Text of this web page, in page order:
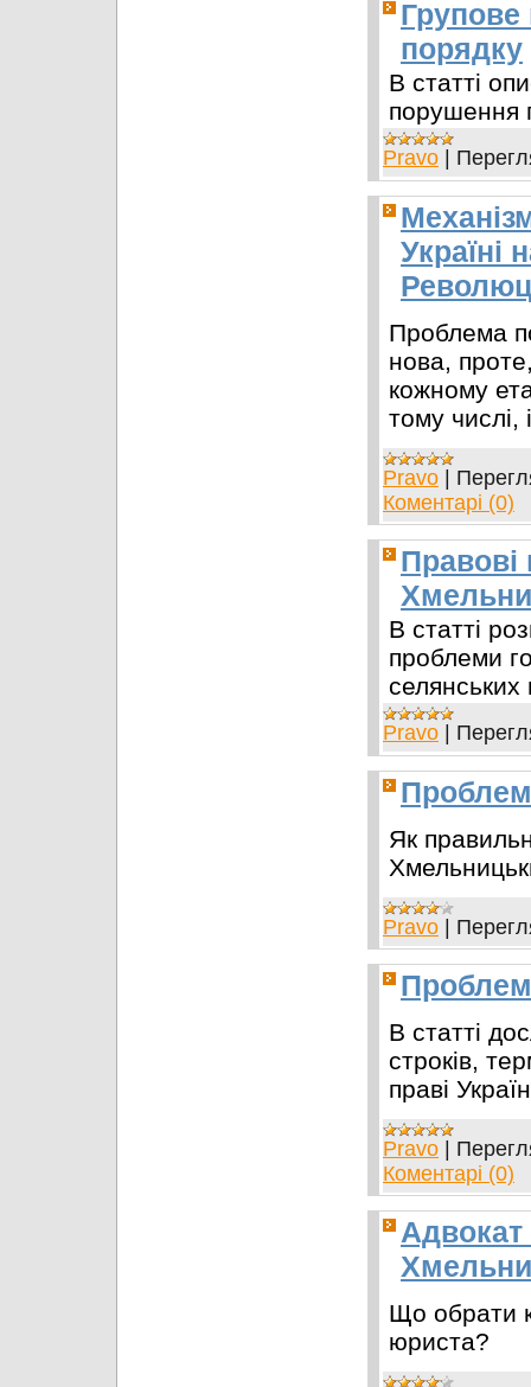
порядку
В статті
порушення
Pravo
Україні
Проблема
нова,
кожному
тому числі,
Pravo |
Коментарі (0)
Правові
В статті
проблеми
селянських
Pravo
Як
Pravo |
В статті
строків,
праві
Pravo |
Коментарі (0)
Що обрати
юриста?